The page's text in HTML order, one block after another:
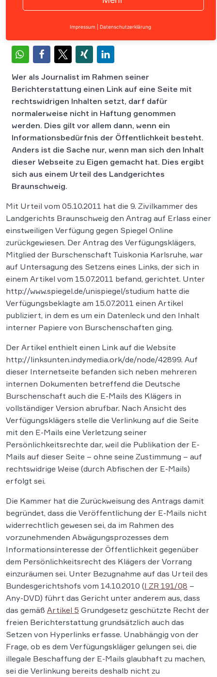
Wer als Journalist im Rahmen seiner
Berichterstattung einen Link auf eine Seite mit
rechtswidrigen Inhalten setzt, darf dafür
normalerweise nicht in Haftung genommen
werden. Dies gilt vor allem dann, wenn ein
Informationsbedürfnis der Öffentlichkeit besteht.
Anders ist die Sache nur, wenn man sich den Inhalt
dieser Webseite zu Eigen gemacht hat. Dies ergibt
sich aus einem Urteil des Landgerichtes
Braunschweig.
Mit Urteil vom 05.10.2011 hat die 9. Zivilkammer des
Landgerichts Braunschweig den Antrag auf Erlass einer
einstweiligen Verfügung gegen Spiegel Online
zurückgewiesen. Der Antrag des Verfügungsklägers,
Mitglied der Burschenschaft Tuiskonia Karlsruhe, war
auf Untersagung des Setzens eines Links, der sich in
einem Artikel vom 15.07.2011 befand, gerichtet. Unter
http://www.spiegel.de/unispiegel/studium hatte die
Verfügungsbeklagte am 15.07.2011 einen Artikel
publiziert, in dem es um ein Datenleck und den Inhalt
interner Papiere von Burschenschaften ging.
Der Artikel enthielt einen Link auf die Website
http://linksunten.indymedia.ork/de/node/42899. Auf
dieser Internetseite befanden sich neben mehreren
internen Dokumenten betreffend die Deutsche
Burschenschaft auch die E-Mails des Klägers in
vollständiger Version abrufbar. Nach Ansicht des
Verfügungsklägers stelle die Verlinkung auf die Seite
mit den E-Mails eine Verletzung seiner
Persönlichkeitsrechte dar, weil die Publikation der E-
Mails auf dieser Seite – ohne seine Zustimmung – auf
rechtswidrige Weise (durch Abfischen der E-Mails)
erfolgt sei.
Die Kammer hat die Zurückweisung des Antrags damit
begründet, dass die Veröffentlichung der E-Mails nicht
widerrechtlich gewesen sei, da im Rahmen des
vorzunehmenden Abwägungsprozesses dem
Informationsinteresse der Öffentlichkeit gegenüber
dem Persönlichkeitsrecht des Klägers der Vorrang
einzuräumen sei. Unter Bezugnahme auf das Urteil des
Bundesgerichtshofs vom 14.10.2010 (I ZR 191/08 –
Any-DVD) führt das Gericht unter anderem aus, dass
das gemäß Artikel 5 Grundgesetz geschützte Recht der
freien Berichterstattung grundsätzlich auch das
Setzen von Hyperlinks erfasse. Unabhängig von der
Frage, ob es dem Verfügungskläger gelungen sei, die
illegale Beschaffung der E-Mails glaubhaft zu machen,
sei die Verlinkung bereits deshalb nicht zu
Impressum Datenschutzerklärung